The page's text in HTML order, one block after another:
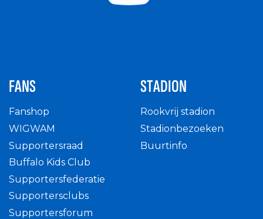
FANS
Fanshop
WIGWAM
Supportersraad
Buffalo Kids Club
Supportersfederatie
Supportersclubs
Supportersforum
STADION
Rookvrij stadion
Stadionbezoeken
Buurtinfo